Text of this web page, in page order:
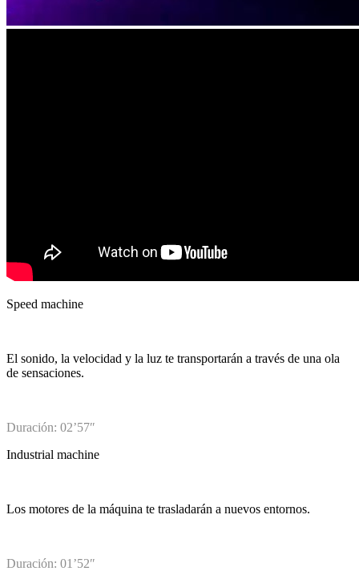
Speed machine
El sonido, la velocidad y la luz te transportarán a través de una ola
de sensaciones.
Duración: 02’57″
Industrial machine
Los motores de la máquina te trasladarán a nuevos entornos.
Duración: 01’52″